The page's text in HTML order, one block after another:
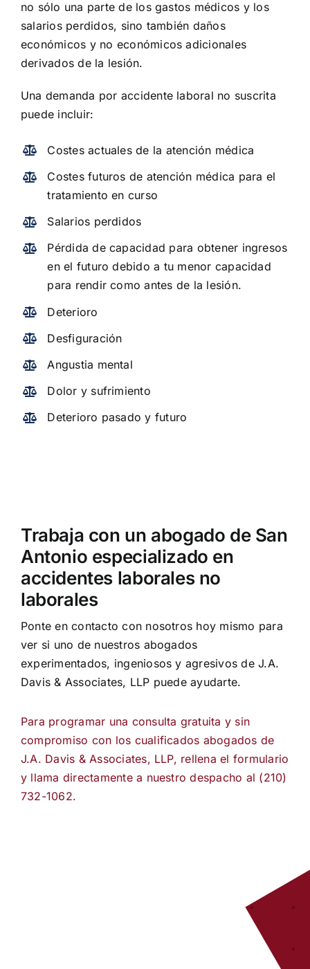
no sólo una parte de los gastos médicos y los
salarios perdidos, sino también daños
económicos y no económicos adicionales
derivados de la lesión.
Una demanda por accidente laboral no suscrita
puede incluir:
Costes actuales de la atención médica
Costes futuros de atención médica para el
tratamiento en curso
Salarios perdidos
Pérdida de capacidad para obtener ingresos
en el futuro debido a tu menor capacidad
para rendir como antes de la lesión.
Deterioro
Desfiguración
Angustia mental
Dolor y sufrimiento
Deterioro pasado y futuro
Trabaja con un abogado de San
Antonio especializado en
accidentes laborales no
laborales
Ponte en contacto con nosotros hoy mismo para
ver si uno de nuestros abogados
experimentados, ingeniosos y agresivos de J.A.
Davis & Associates, LLP puede ayudarte.
Para programar una consulta gratuita y sin
compromiso con los cualificados abogados de
J.A. Davis & Associates, LLP, rellena el formulario
y llama directamente a nuestro despacho al (210)
732-1062.